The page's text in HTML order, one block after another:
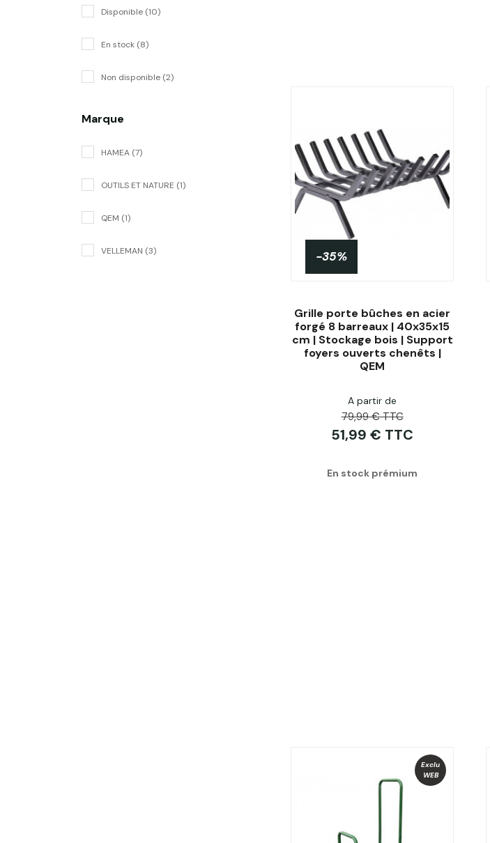
Disponible (10)
En stock (8)
Non disponible (2)
Marque
HAMEA (7)
OUTILS ET NATURE (1)
QEM (1)
VELLEMAN (3)
Acheter
-35%
Grille porte bûches en acier
forgé 8 barreaux | 40x35x15
cm | Stockage bois | Support
foyers ouverts chenêts |
QEM
A partir de
79,99 € TTC
51,99 € TTC
En stock prémium
Exclu
WEB